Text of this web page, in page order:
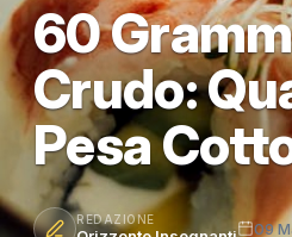
60
Crudo:
Pesa
REDAZIONE 09